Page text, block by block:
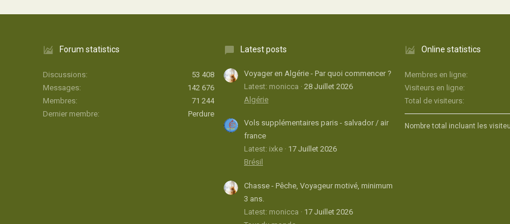
Forum statistics
Discussions
53 408
Messages
142 676
Membres
71 244
Dernier membre
Perdure
Latest posts
Voyager en Algérie - Par quoi commencer ?
Latest: monicca
28 Juillet 2026
Algérie
Vols supplémentaires paris - salvador / air
france
Latest: ixke
17 Juillet 2026
Brésil
Chasse - Pêche, Voyageur motivé, minimum
3 ans.
Latest: monicca
17 Juillet 2026
Online statistics
Membres en ligne
Visiteurs en ligne
Total de visiteurs
Nombre total incluant les